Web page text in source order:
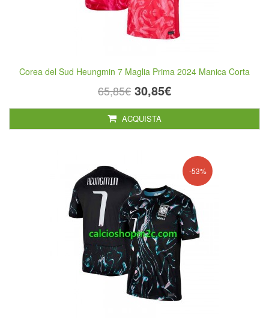
Corea del Sud Heungmin 7 Maglia Prima 2024 Manica Corta
65,85€ 30,85€
ACQUISTA
-53%